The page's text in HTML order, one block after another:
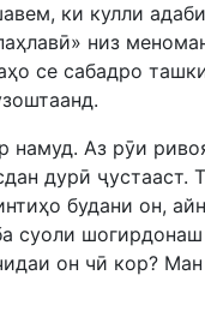
ки кулли
низ
се сабадро
намуд. Аз рӯи
дурӣ ҷустааст.
будани он,
суоли
он чӣ кор? Ман